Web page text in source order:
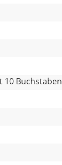
10 Buchstaben